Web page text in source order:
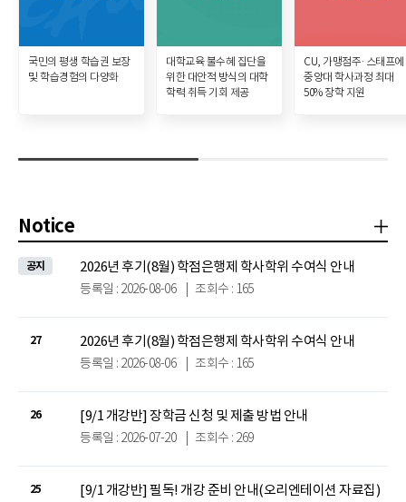
국민의 평생 학습권 보장
및 학습경험의 다양화
대학교육 불수혜 집단을
위한 대안적 방식의 대학
학력 취득 기회 제공
CU, 가맹점주·스태프에
중앙대 학사과정 최대
50% 장학 지원
Notice 공
공지 2026년 후기(8월) 학점은행제 학사학위 수여식 안내
등록일 : 2026-08-06 조회수 : 165
27 2026년 후기(8월) 학점은행제 학사학위 수여식 안내
등록일 : 2026-08-06 조회수 : 165
26 [9/1 개강반] 장학금 신청 및 제출 방법 안내
등록일 : 2026-07-20 조회수 : 269
25 [9/1 개강반] 필독! 개강 준비 안내(오리엔테이션 자료집)